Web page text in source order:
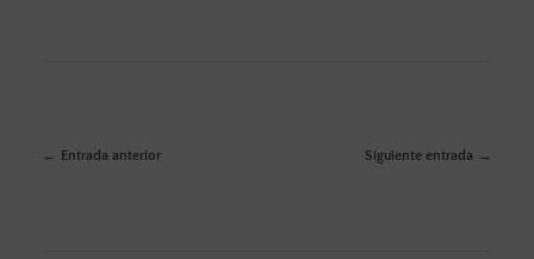
Entrada anterior Siguiente entrada